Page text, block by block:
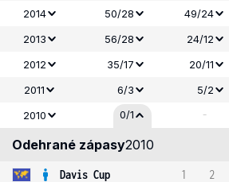
2014
50/28 49/24
2013
56/28 24/12
2012
35/17 20/11
2011
6/3 5/2
2010
0/1 -
Odehrané zápasy2010
Davis Cup 1 2